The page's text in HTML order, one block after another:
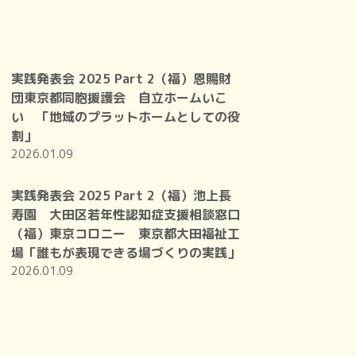
実践発表会 2025 Part 2（福）恩賜財
団東京都同胞援護会 自立ホームいこ
い 「地域のプラットホームとしての役
割」
2026.01.09
実践発表会 2025 Part 2（福）池上長
寿園 大田区若年性認知症支援相談窓口
（福）東京コロニー 東京都大田福祉工
場「誰もが表現できる場づくりの実践」
2026.01.09